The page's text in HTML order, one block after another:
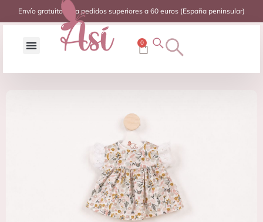
Envío gratuito para pedidos superiores a 60 euros (España peninsular)
0